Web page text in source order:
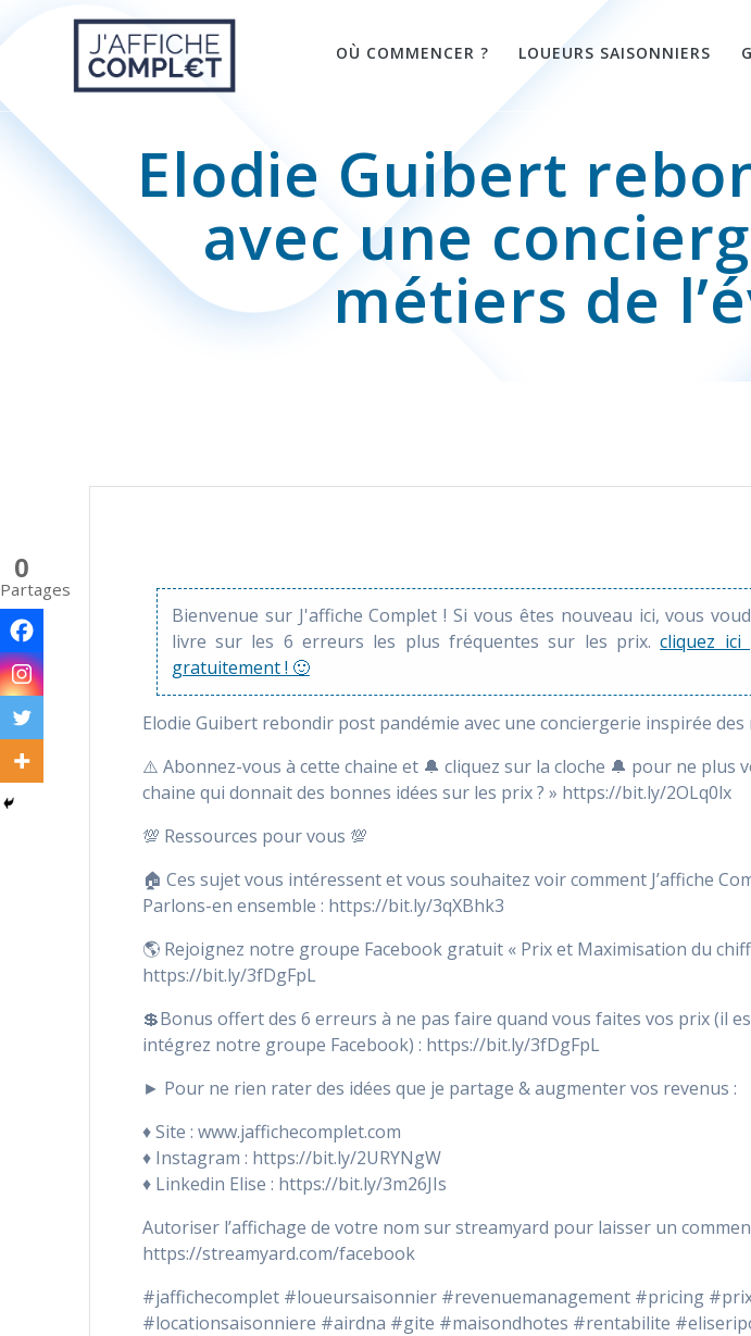
OÙ COMMENCER ? LOUEURS SAISONNIERS
Elodie Guibert
avec une
métiers de
Bienvenue sur J'affiche Complet ! Si vous êtes nouveau ici, vous
livre sur les 6 erreurs les plus fréquentes sur les prix.cliquez
gratuitement ! 🙂
Elodie Guibert rebondir post pandémie avec une conciergerie inspirée des
⚠️ Abonnez-vous à cette chaine et 🔔 cliquez sur la cloche 🔔 pour ne plus
chaine qui donnait des bonnes idées sur les prix ? » https://bit.ly/2OLq0lx
💯 Ressources pour vous 💯
🏠 Ces sujet vous intéressent et vous souhaitez voir comment J’affiche
Parlons-en ensemble : https://bit.ly/3qXBhk3
🌎 Rejoignez notre groupe Facebook gratuit « Prix et Maximisation du
https://bit.ly/3fDgFpL
💲Bonus offert des 6 erreurs à ne pas faire quand vous faites vos prix (il
intégrez notre groupe Facebook) : https://bit.ly/3fDgFpL
► Pour ne rien rater des idées que je partage & augmenter vos revenus :
♦️ Site : www.jaffichecomplet.com
♦️ Instagram : https://bit.ly/2URYNgW
♦️ Linkedin Elise : https://bit.ly/3m26JIs
Autoriser l’affichage de votre nom sur streamyard pour laisser un
https://streamyard.com/facebook
#jaffichecomplet #loueursaisonnier #revenuemanagement #pricing
#locationsaisonniere #airdna #gite #maisondhotes #rentabilite
0
Partages